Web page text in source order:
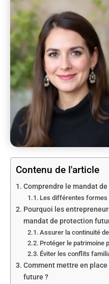
Contenu de l'article
Comprendre le mandat
Les différentes formes
Pourquoi les
mandat de protection
Assurer la continuité
Protéger le patrimoine
Éviter les conflits
Comment mettre en
future ?